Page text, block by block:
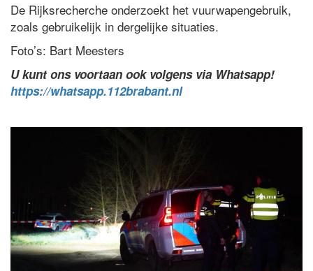
De Rijksrecherche onderzoekt het vuurwapengebruik,
zoals gebruikelijk in dergelijke situaties.
Foto’s: Bart Meesters
U kunt ons voortaan ook volgens via Whatsapp!
https://whatsapp.112brabant.nl